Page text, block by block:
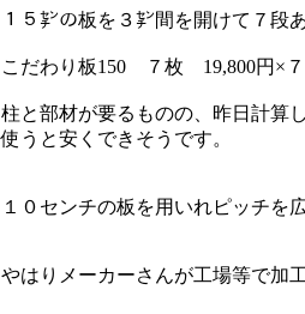
１５㌢の板を３㌢間を開けて７段
こだわり板150 ７枚 19,800円×７
柱と部材が要るものの、昨日計算
使うと安くできそうです。
１０センチの板を用いれピッチを
やはりメーカーさんが工場等で加